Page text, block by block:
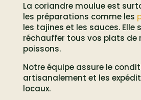
La coriandre moulue est
les préparations comme les
les tajines et les sauces. Elle
réchauffer tous vos plats de
poissons.
Notre équipe assure le
artisanalement et les
locaux.